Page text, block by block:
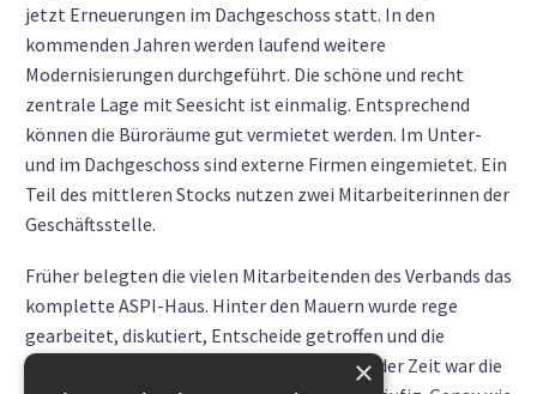
jetzt Erneuerungen im Dachgeschoss statt. In den
kommenden Jahren werden laufend weitere
Modernisierungen durchgeführt. Die schöne und recht
zentrale Lage mit Seesicht ist einmalig. Entsprechend
können die Büroräume gut vermietet werden. Im Unter-
und im Dachgeschoss sind externe Firmen eingemietet. Ein
Teil des mittleren Stocks nutzen zwei Mitarbeiterinnen der
Geschäftsstelle.
Früher belegten die vielen Mitarbeitenden des Verbands das
komplette ASPI-Haus. Hinter den Mauern wurde rege
gearbeitet, diskutiert, Entscheide getroffen und die
Schweizer Papierindustrie unterstützt. Mit der Zeit war die
×